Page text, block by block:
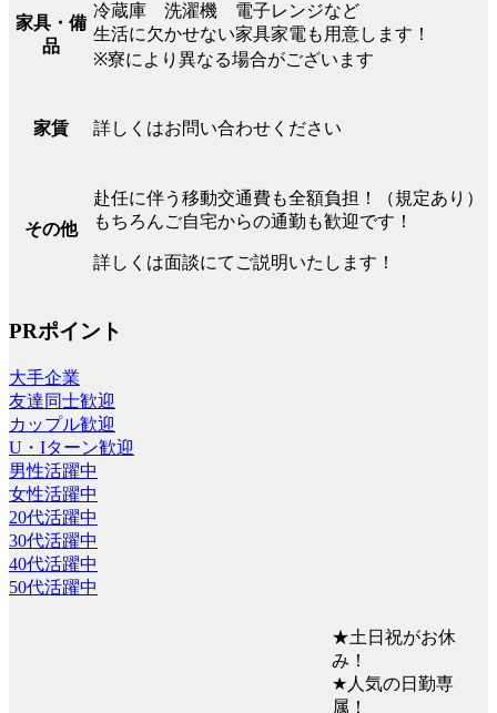
家具・備
品
冷蔵庫 洗濯機 電子レンジなど
生活に欠かせない家具家電も用意します！
※寮により異なる場合がございます
家賃 詳しくはお問い合わせください
その他
赴任に伴う移動交通費も全額負担！（規定あり）
もちろんご自宅からの通勤も歓迎です！
詳しくは面談にてご説明いたします！
PRポイント
大手企業
友達同士歓迎
カップル歓迎
U・Iターン歓迎
男性活躍中
女性活躍中
20代活躍中
30代活躍中
40代活躍中
50代活躍中
★土日祝がお休
み！
★人気の日勤専
属！